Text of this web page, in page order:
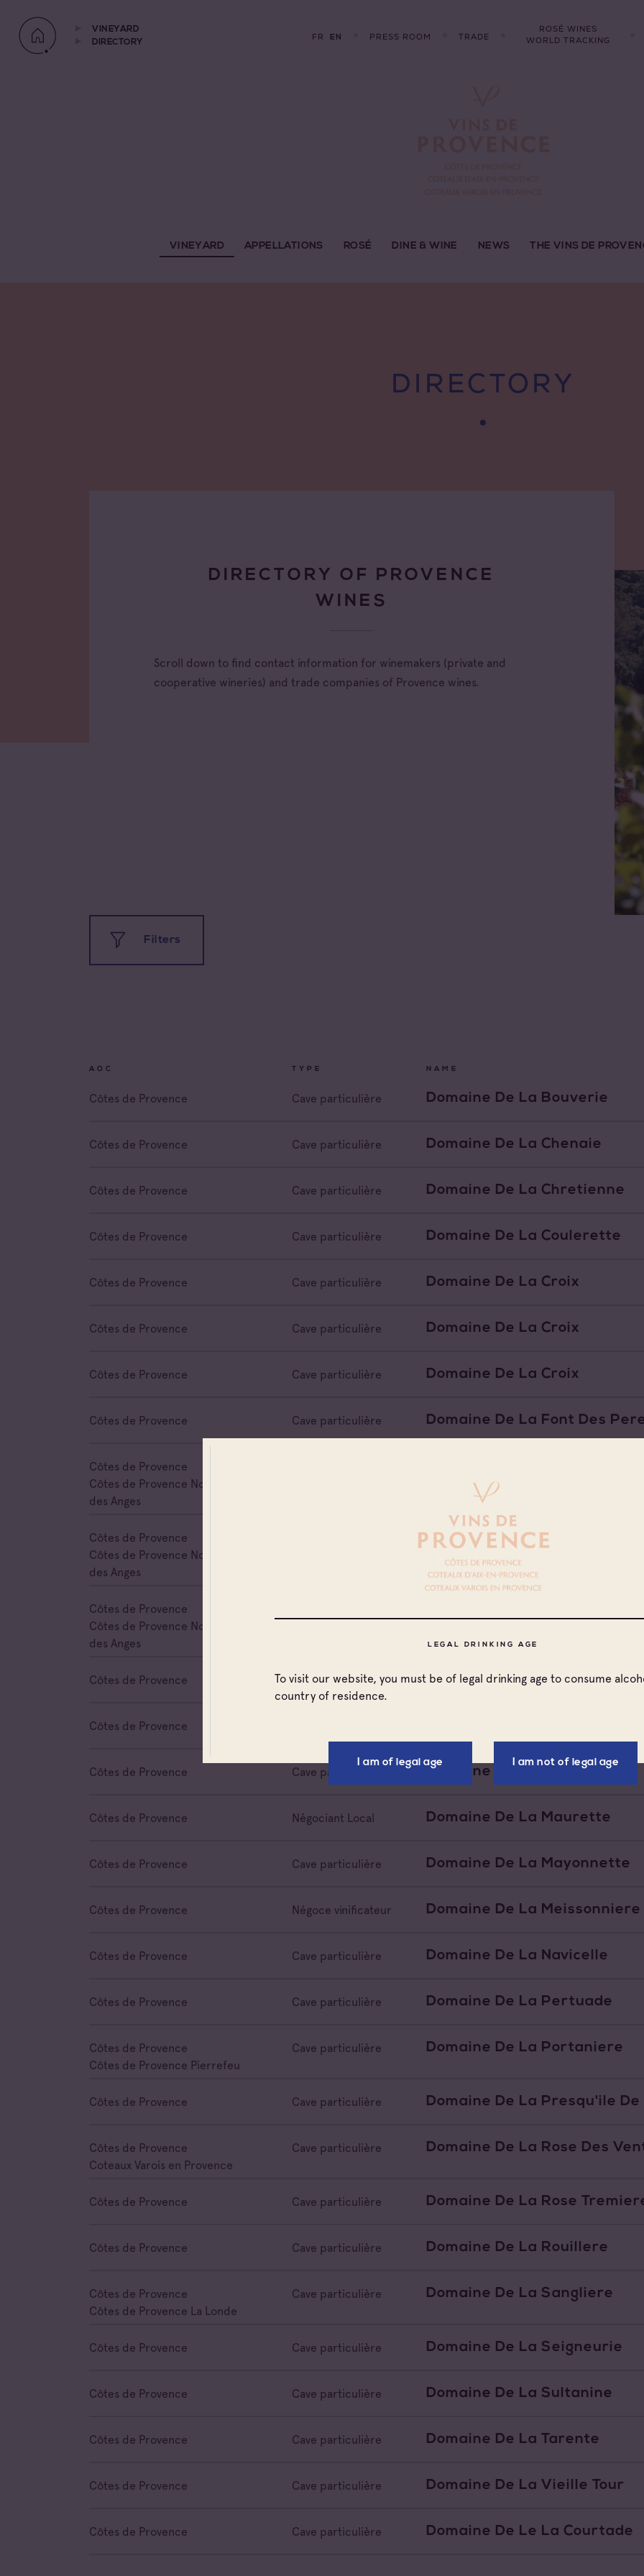
LEGAL DRINKING AGE
To visit our website, you must be of legal drinking age to consume
country of residence.
I am of legal age I am not of legal age
VINEYARD
DIRECTORY
FR EN PRESS ROOM TRADE
ROSÉ WINES
WORLD TRACKING
VINEYARD APPELLATIONS ROSÉ DINE & WINE NEWS THE VINS DE
DIRECTORY
DIRECTORY OF PROVENCE
WINES
Scroll down to find contact information for winemakers (private and
cooperative wineries) and trade companies of Provence wines.
Filters
Londe
Côtes de Provence Sainte
Cave particulière
Négociant Etranger
Négociant Extérieur
AOC TYPE NAME
Côtes de Provence Cave particulière Domaine De La Bouverie
Côtes de Provence Cave particulière Domaine De La Chenaie
Côtes de Provence Cave particulière Domaine De La Chretienne
Côtes de Provence Cave particulière Domaine De La Coulerette
Côtes de Provence Cave particulière Domaine De La Croix
Côtes de Provence Cave particulière Domaine De La Croix
Côtes de Provence Cave particulière Domaine De La Croix
Côtes de Provence Cave particulière Domaine De La Font Des
Côtes de Provence
Côtes de Provence Notre Dame
des Anges
Côtes de Provence
Côtes de Provence Notre Dame
des Anges
Domaine De La Fouquette
Côtes de Provence
Côtes de Provence Notre Dame
des Anges
Côtes de Provence Cave particulière Domaine De La Giscle
Côtes de Provence
Côtes de Provence Cave particulière Domaine De La Maurette
Côtes de Provence Négociant Local Domaine De La Maurette
Côtes de Provence Cave particulière Domaine De La Mayonnette
Côtes de Provence Négoce vinificateur Domaine De La Meissonniere
Côtes de Provence Cave particulière Domaine De La Navicelle
Côtes de Provence Cave particulière Domaine De La Pertuade
Côtes de Provence
Côtes de Provence Pierrefeu
Cave particulière Domaine De La Portaniere
Côtes de Provence Cave particulière Domaine De La Presqu'ile De
Côtes de Provence
Coteaux Varois en Provence
Cave particulière Domaine De La Rose Des
Côtes de Provence Cave particulière Domaine De La Rose
Côtes de Provence Cave particulière Domaine De La Rouillere
Côtes de Provence
Côtes de Provence La Londe
Cave particulière Domaine De La Sangliere
Côtes de Provence Cave particulière Domaine De La Seigneurie
Côtes de Provence Cave particulière Domaine De La Sultanine
Côtes de Provence Cave particulière Domaine De La Tarente
Côtes de Provence Cave particulière Domaine De La Vieille Tour
Côtes de Provence Cave particulière Domaine De Le La Courtade